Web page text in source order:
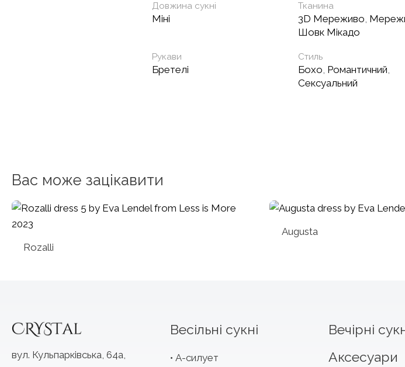
Довжина сукні
Міні
Тканина
3D Мереживо
Шовк Мікадо
Рукави
Бретелі
Стиль
Бохо Романтичний
Сексуальний
Вас може зацікавити
Rozalli
Augusta
вул. Кульпарківська, 64а,
Весільні сукні
А-силует
Вечірні
Аксесуари